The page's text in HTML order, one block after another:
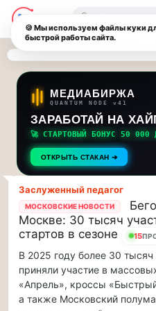
Последние
новости
и
обновления
потока:
Друзья,
приглашаем
на
музыкальную
прогулку
по
Москве
Чайковского!…
Друзья,
приглашаем
на
музыкальную
—
чат-
и
🔍
МЕДИАБИРЖА
QUANTUM NODE v41
ЗАРАБОТАЙ НА
🚀 СТАРТОВЫЙ БОНУС 50 000
ОТКРЫТЬ СТАКАН ➔
Заслуженный педагог
МОСКОВСКИЕ НОВОСТИ
Москве: 30 тысяч
стартов в сезоне
15
В 2025 году более 30
приняли участие в
«Апрель», кроссы
а также Московский
🍪 Мы используем файлы куки
быстрой работы сайта.